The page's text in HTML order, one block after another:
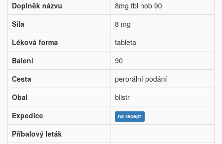
Doplněk názvu
8mg tbl nob 90
Síla
8 mg
Léková forma
tableta
Balení
90
Cesta
perorální podání
Obal
blistr
Expedice
na recept
Příbalový leták